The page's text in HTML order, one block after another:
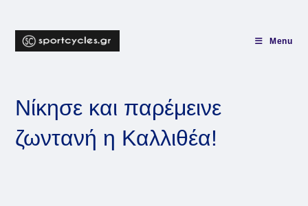
content
Menu
Νίκησε και παρέμεινε
ζωντανή η Καλλιθέα!